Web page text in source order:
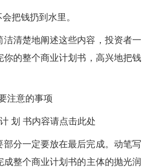
把钱扔到水里。
洁清楚地阐述这些内容，投资者一
你的整个商业计划书，高兴地把钱
注意的事项
划 书内容请点击此处
部分一定要放在最后完成。动笔写
成整个商业计划书的主体的抛光润